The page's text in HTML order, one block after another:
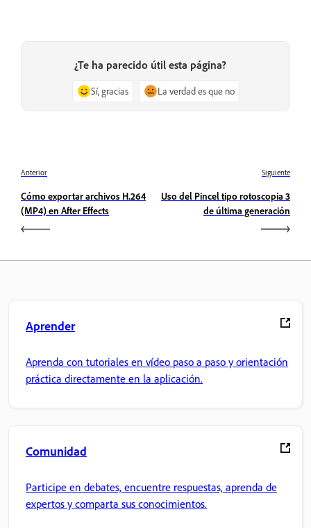
¿Te ha parecido útil esta página?
Sí, gracias La verdad es que no
Anterior
Cómo exportar archivos H.264
(MP4) en After Effects
Siguiente
Uso del Pincel tipo rotoscopia 3
de última generación
Aprender
Aprenda con tutoriales en vídeo paso a paso y orientación
práctica directamente en la aplicación.
Comunidad
Participe en debates, encuentre respuestas, aprenda de
expertos y comparta sus conocimientos.